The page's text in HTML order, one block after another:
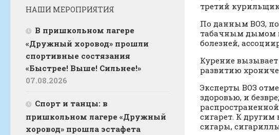
третий
По данным ВОЗ,
табачным дымом
болезней,
Курение вызывает
развитию
Эксперты ВОЗ
здоровью, и
сигарет. К
сигары,
НАШИ МЕРОПРИЯТИЯ
В пришкольном лагере
«Дружный хоровод» прошли
спортивные состязания
«Быстрее! Выше! Сильнее!»
07.08.2026
Спорт и танцы: в
пришкольном лагере «Дружный
хоровод» прошла эстафета